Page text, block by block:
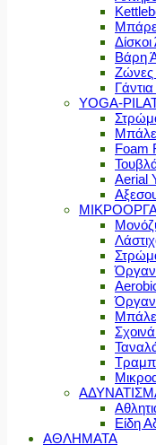
Βάρη
YOGA-
Foam
Aerial
Είδη
ΑΘΛΗΜΑΤΑ